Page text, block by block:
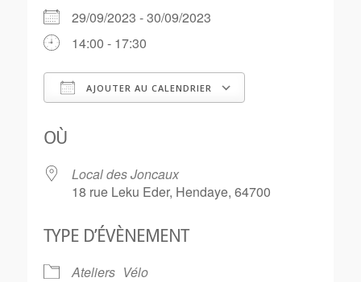
29/09/2023 - 30/09/2023
14:00 - 17:30
AJOUTER AU CALENDRIER
OÙ
Local des Joncaux
18 rue Leku Eder, Hendaye, 64700
TYPE D’ÉVÈNEMENT
Ateliers Vélo